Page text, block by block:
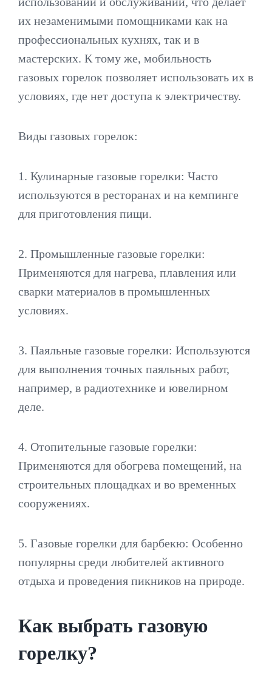
их незаменимыми помощниками как на
профессиональных кухнях, так и в
мастерских. К тому же, мобильность
газовых горелок позволяет использовать их в
условиях, где нет доступа к электричеству.
Виды газовых горелок:
1. Кулинарные газовые горелки: Часто
используются в ресторанах и на кемпинге
для приготовления пищи.
2. Промышленные газовые горелки:
Применяются для нагрева, плавления или
сварки материалов в промышленных
условиях.
3. Паяльные газовые горелки: Используются
для выполнения точных паяльных работ,
например, в радиотехнике и ювелирном
деле.
4. Отопительные газовые горелки:
Применяются для обогрева помещений, на
строительных площадках и во временных
сооружениях.
5. Газовые горелки для барбекю: Особенно
популярны среди любителей активного
отдыха и проведения пикников на природе.
Как выбрать газовую
горелку?